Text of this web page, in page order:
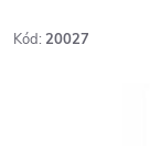
Kód: 20027